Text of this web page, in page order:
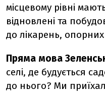
місцевому рівні
відновлені та
до лікарень,
Пряма мова
селі, де будується
до нього? Ми